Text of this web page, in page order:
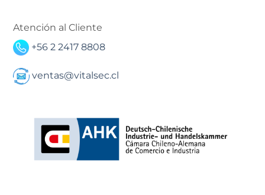
Atención al Cliente
+56 2 2417 8808
ventas@vitalsec.cl